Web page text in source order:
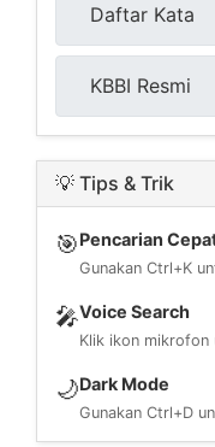
Daftar Kata
KBBI Resmi
💡 Tips & Trik
🎯Pencarian
Gunakan Ctrl+K
🎤Voice Search
Klik ikon mikrofon
🌙Dark Mode
Gunakan Ctrl+D